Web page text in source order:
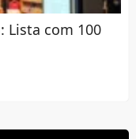
Lista com 100